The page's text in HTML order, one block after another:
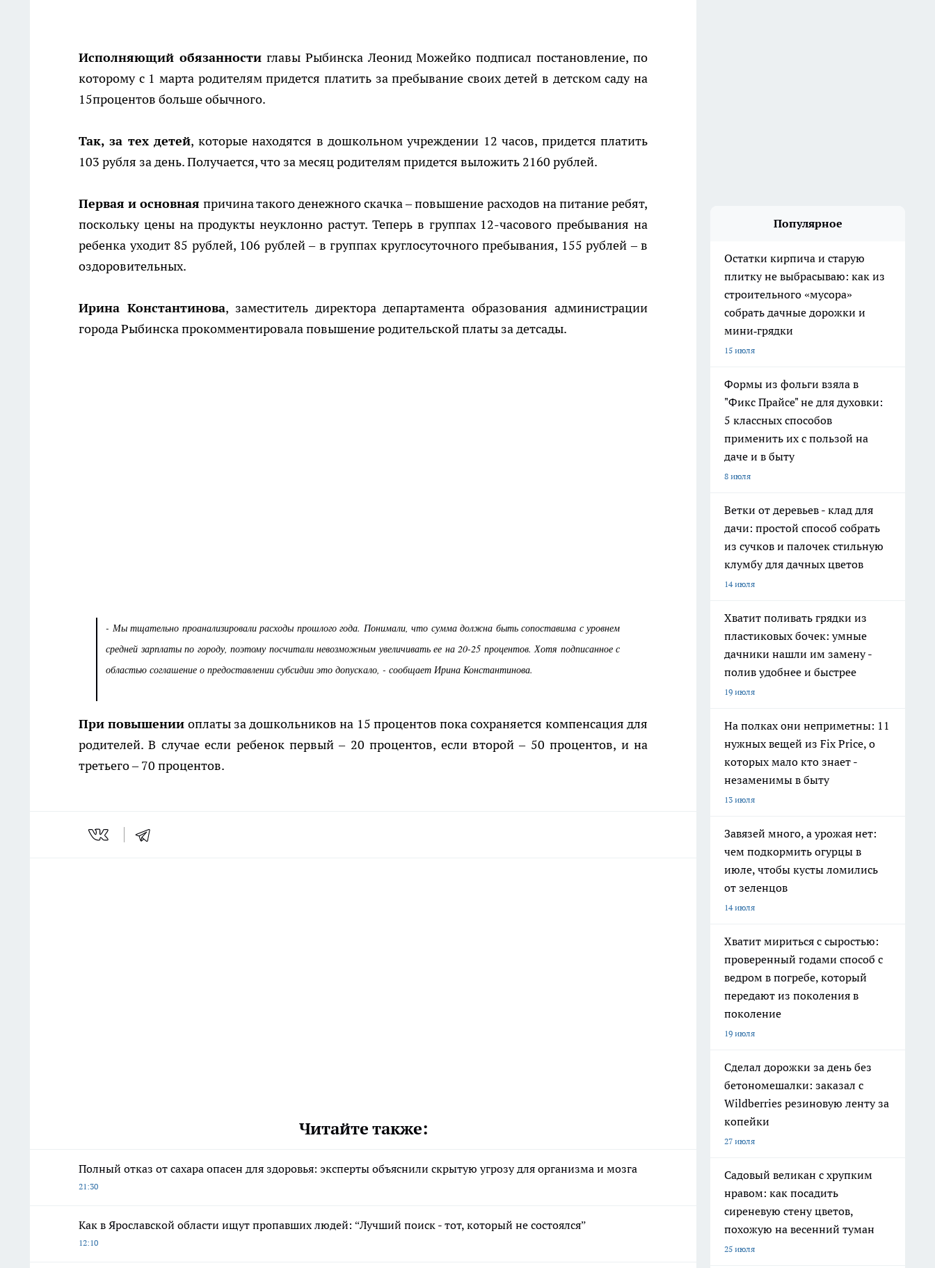
Исполняющий обязанностиглавы Рыбинска Леонид Можейко подписал постановление, по
которому с 1 марта родителям придется платить за пребывание своих детей в детском саду на
15процентов больше обычного.
Так, за тех детей, которые находятся в дошкольном учреждении 12 часов, придется платить
103 рубля за день. Получается, что за месяц родителям придется выложить 2160 рублей.
Первая и основная причина такого денежного скачка – повышение расходов на питание ребят,
поскольку цены на продукты неуклонно растут. Теперь в группах 12-часового пребывания на
ребенка уходит 85 рублей, 106 рублей – в группах круглосуточного пребывания, 155 рублей – в
оздоровительных.
Ирина Константинова, заместитель директора департамента образования администрации
города Рыбинска прокомментировала повышение родительской платы за детсады.
- Мы тщательно проанализировали расходы прошлого года. Понимали, что сумма должна быть сопоставима с уровнем
средней зарплаты по городу, поэтому посчитали невозможным увеличивать ее на 20-25 процентов. Хотя подписанное с
областью соглашение о предоставлении субсидии это допускало, - сообщает Ирина Константинова.
При повышении оплаты за дошкольников на 15 процентов пока сохраняется компенсация для
родителей. В случае если ребенок первый – 20 процентов, если второй – 50 процентов, и на
третьего – 70 процентов.
Читайте также:
Полный отказ от сахара опасен для здоровья: эксперты объяснили скрытую угрозу для организма и мозга
21:30
Как в Ярославской области ищут пропавших людей: “Лучший поиск - тот, который не состоялся”
12:10
Популярное
Остатки кирпича и старую
плитку не выбрасываю: как из
строительного «мусора»
собрать дачные дорожки и
мини‑грядки
15 июля
Формы из фольги взяла в
"Фикс Прайсе" не для духовки:
5 классных способов
применить их с пользой на
даче и в быту
8 июля
Ветки от деревьев - клад для
дачи: простой способ собрать
из сучков и палочек стильную
клумбу для дачных цветов
14 июля
Хватит поливать грядки из
пластиковых бочек: умные
дачники нашли им замену -
полив удобнее и быстрее
19 июля
На полках они неприметны: 11
нужных вещей из Fix Price, о
которых мало кто знает -
незаменимы в быту
13 июля
Завязей много, а урожая нет:
чем подкормить огурцы в
июле, чтобы кусты ломились
от зеленцов
14 июля
Хватит мириться с сыростью:
проверенный годами способ с
ведром в погребе, который
передают из поколения в
поколение
19 июля
Сделал дорожки за день без
бетономешалки: заказал с
Wildberries резиновую ленту за
копейки
27 июля
Садовый великан с хрупким
нравом: как посадить
сиреневую стену цветов,
похожую на весенний туман
25 июля